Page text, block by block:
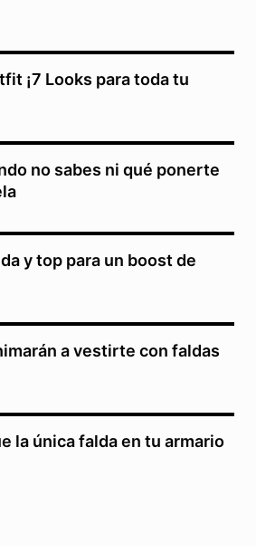
¡7 Looks para toda tu
no sabes ni qué ponerte
y top para un boost de
a vestirte con faldas
la única falda en tu armario